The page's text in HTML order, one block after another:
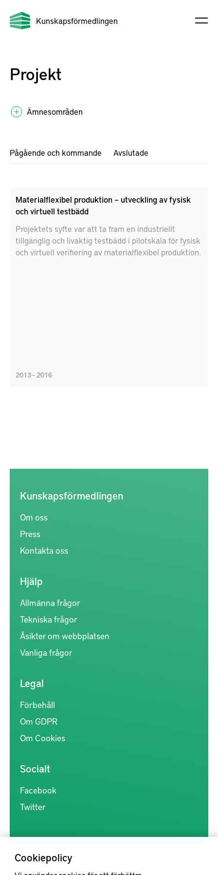
Kunskapsförmedlingen
Projekt
Ämnesområden
Pågående och kommande Avslutade
Materialflexibel produktion – utveckling av fysisk
och virtuell testbädd
Projektets syfte var att ta fram en industriellt
tillgänglig och livaktig testbädd i pilotskala för fysisk
och virtuell verifiering av materialflexibel produktion.
2013 – 2016
Cookiepolicy
Kunskapsförmedlingen
Om oss
Press
Kontakta oss
Hjälp
Allmänna frågor
Tekniska frågor
Åsikter om webbplatsen
Vanliga frågor
Legal
Förbehåll
Om GDPR
Om Cookies
Socialt
Facebook
Twitter